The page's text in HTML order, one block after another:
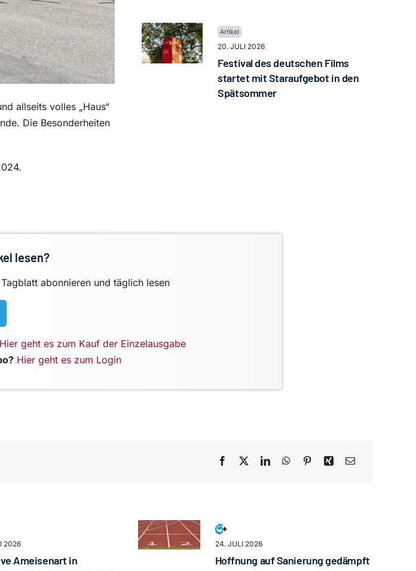
allseits volles „Haus“
Die Besonderheiten
20. JULI 2026
Festival des deutschen Films
startet mit Staraufgebot in den
Spätsommer
lesen?
abonnieren und täglich lesen
Hier geht es zum Kauf der Einzelausgabe
Hier geht es zum Login
2026
Ameisenart in
24. JULI 2026
Hoffnung auf Sanierung gedämpft